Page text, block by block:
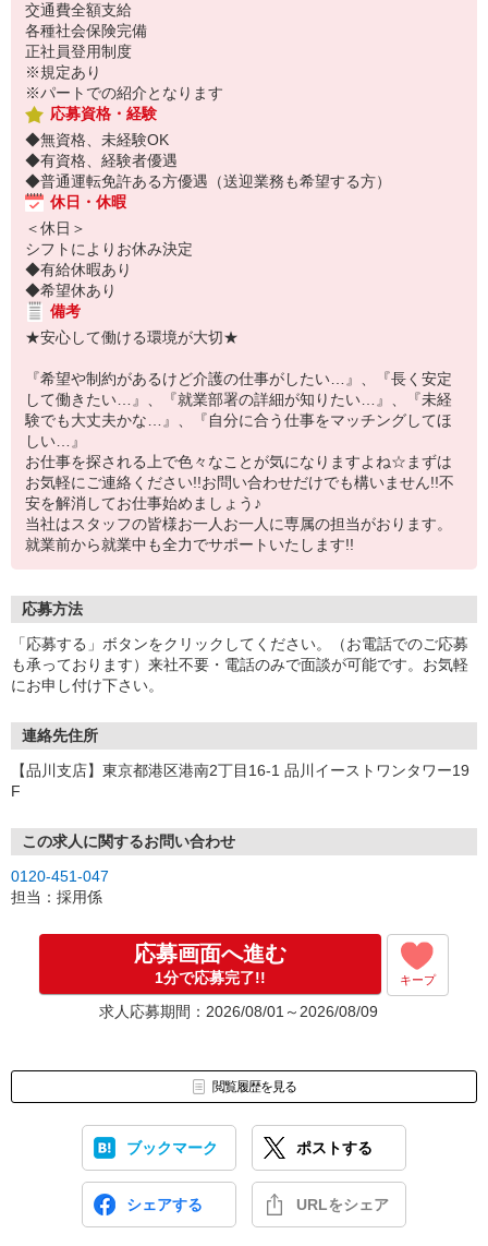
交通費全額支給
各種社会保険完備
正社員登用制度
※規定あり
※パートでの紹介となります
応募資格・経験
◆無資格、未経験OK
◆有資格、経験者優遇
◆普通運転免許ある方優遇（送迎業務も希望する方）
休日・休暇
＜休日＞
シフトによりお休み決定
◆有給休暇あり
◆希望休あり
備考
★安心して働ける環境が大切★
『希望や制約があるけど介護の仕事がしたい…』、『長く安定
して働きたい…』、『就業部署の詳細が知りたい…』、『未経
験でも大丈夫かな…』、『自分に合う仕事をマッチングしてほ
しい…』
お仕事を探される上で色々なことが気になりますよね☆まずは
お気軽にご連絡ください!!お問い合わせだけでも構いません!!不
安を解消してお仕事始めましょう♪
当社はスタッフの皆様お一人お一人に専属の担当がおります。
就業前から就業中も全力でサポートいたします!!
応募方法
「応募する」ボタンをクリックしてください。（お電話でのご応募
も承っております）来社不要・電話のみで面談が可能です。お気軽
にお申し付け下さい。
連絡先住所
【品川支店】東京都港区港南2丁目16-1 品川イーストワンタワー19
F
この求人に関するお問い合わせ
0120-451-047
担当：採用係
応募画面へ進む
1分で応募完了!! キープ
求人応募期間：2026/08/01～2026/08/09
閲覧履歴を見る
ブックマーク ポストする
シェアする URLをシェア